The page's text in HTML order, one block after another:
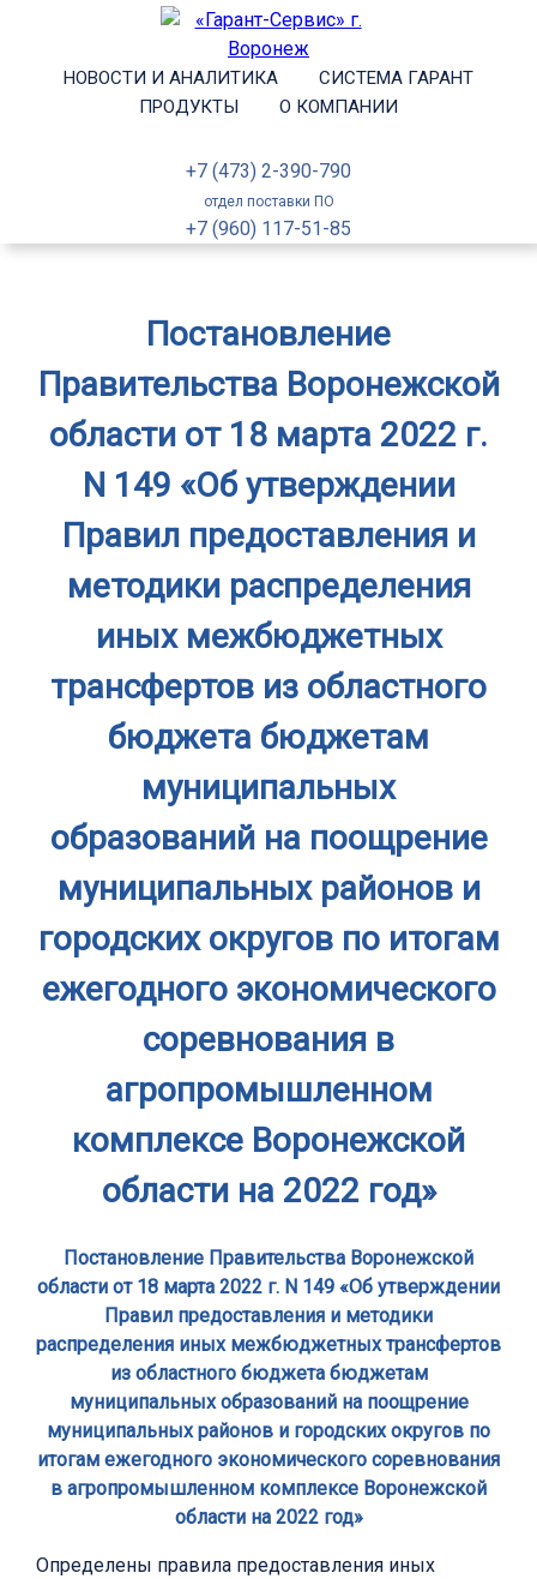
НОВОСТИ И АНАЛИТИКА
СИСТЕМА ГАРАНТ
ПРОДУКТЫ
О КОМПАНИИ
+7 (473) 2-390-790
отдел поставки ПО
+7 (960) 117-51-85
Постановление
Правительства Воронежской
области от 18 марта 2022 г.
N 149 «Об утверждении
Правил предоставления и
методики распределения
иных межбюджетных
трансфертов из областного
бюджета бюджетам
муниципальных
образований на поощрение
муниципальных районов и
городских округов по итогам
ежегодного экономического
соревнования в
агропромышленном
комплексе Воронежской
области на 2022 год»
Постановление Правительства Воронежской
области от 18 марта 2022 г. N 149 «Об утверждении
Правил предоставления и методики
распределения иных межбюджетных трансфертов
из областного бюджета бюджетам
муниципальных образований на поощрение
муниципальных районов и городских округов по
итогам ежегодного экономического соревнования
в агропромышленном комплексе Воронежской
области на 2022 год»
Определены правила предоставления иных